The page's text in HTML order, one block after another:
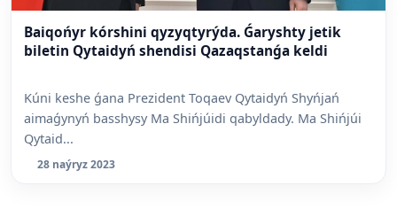
Baiqońyr kórshini qyzyqtyrýda. Ǵaryshty jetik
biletin Qytaidyń shendisi Qazaqstanǵa keldi
Kúni keshe ǵana Prezident Toqaev Qytaidyń Shyńjań
aimaǵynyń basshysy Ma Shińjúidi qabyldady. Ma Shińjúi
Qytaid...
28 naýryz 2023